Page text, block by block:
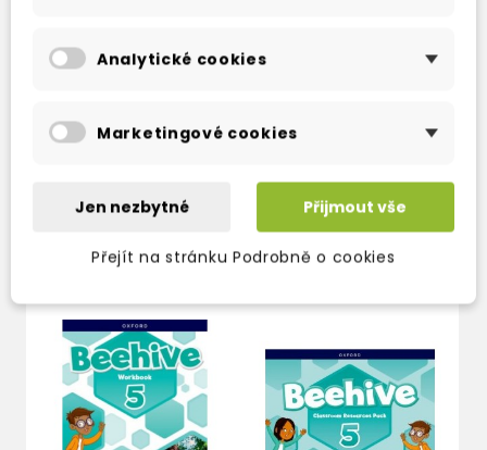
and achieve their goals at each stage of the
Analytické cookies
Marketingové cookies
Jen nezbytné Přijmout vše
Přejít na stránku Podrobně o cookies